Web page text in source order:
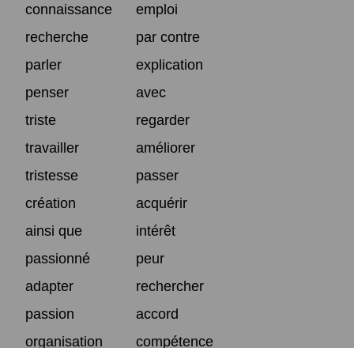
connaissance
emploi
recherche
par contre
parler
explication
penser
avec
triste
regarder
travailler
améliorer
tristesse
passer
création
acquérir
ainsi que
intérêt
passionné
peur
adapter
rechercher
passion
accord
organisation
compétence